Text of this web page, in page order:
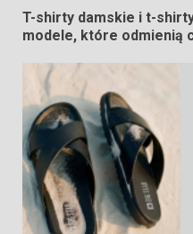
T-shirty damskie i t-
modele, które odmienią